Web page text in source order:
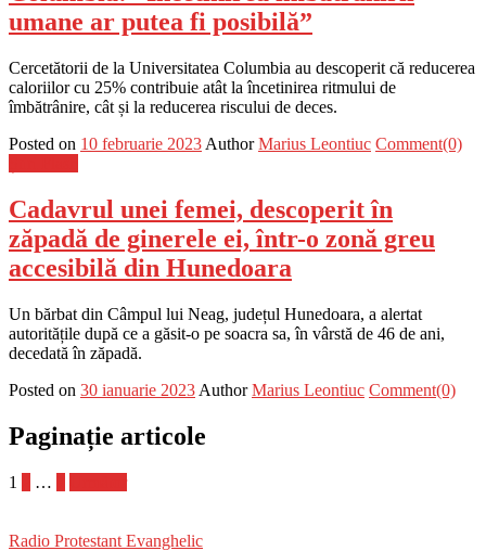
umane ar putea fi posibilă”
Cercetătorii de la Universitatea Columbia au descoperit că reducerea
caloriilor cu 25% contribuie atât la încetinirea ritmului de
îmbătrânire, cât și la reducerea riscului de deces.
Posted on 10 februarie 2023 Author Marius Leontiuc Comment(0)
Cadavrul unei femei, descoperit în
zăpadă de ginerele ei, într-o zonă greu
accesibilă din Hunedoara
Un bărbat din Câmpul lui Neag, județul Hunedoara, a alertat
autoritățile după ce a găsit-o pe soacra sa, în vârstă de 46 de ani,
decedată în zăpadă.
Posted on 30 ianuarie 2023 Author Marius Leontiuc Comment(0)
Paginație articole
1 …
Radio Protestant Evanghelic